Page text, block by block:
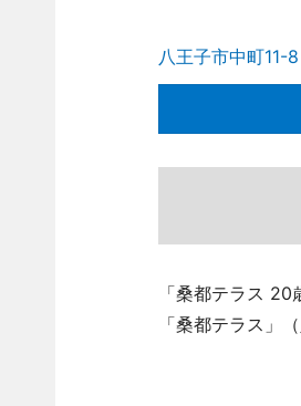
八王子市中町11-8
「桑都テラス
「桑都テラス」